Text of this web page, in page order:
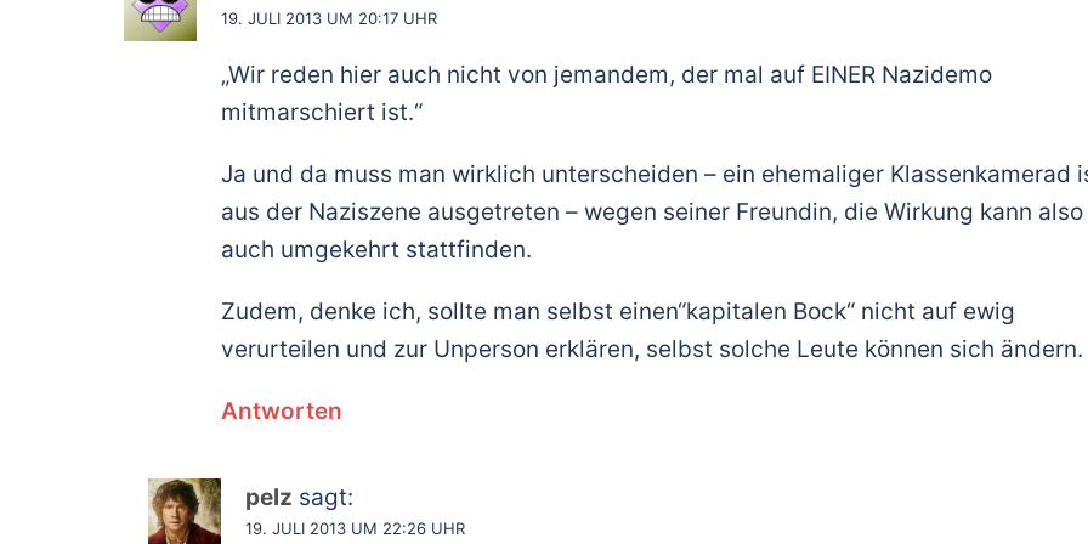
19. JULI 2013 UM 20:17 UHR
„Wir reden hier auch nicht von jemandem, der mal auf EINER Nazidemo
mitmarschiert ist.“
Ja und da muss man wirklich unterscheiden – ein ehemaliger Klassenkamerad
aus der Naziszene ausgetreten – wegen seiner Freundin, die Wirkung kann also
auch umgekehrt stattfinden.
Zudem, denke ich, sollte man selbst einen“kapitalen Bock“ nicht auf ewig
verurteilen und zur Unperson erklären, selbst solche Leute können sich ändern.
Antworten
pelz sagt:
19. JULI 2013 UM 22:26 UHR